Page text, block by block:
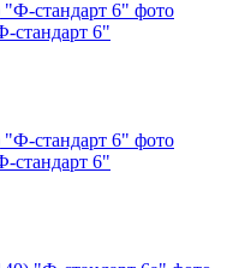
6"
6"